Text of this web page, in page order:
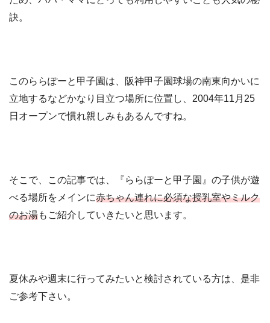
訣。
このららぽーと甲子園は、阪神甲子園球場の南東向かいに
立地するなどかなり目立つ場所に位置し、2004年11月25
日オープンで慣れ親しみもあるんですね。
そこで、この記事では、『ららぽーと甲子園』の子供が遊
べる場所をメインに赤ちゃん連れに必須な授乳室やミルク
のお湯もご紹介していきたいと思います。
夏休みや週末に行ってみたいと検討されている方は、是非
ご参考下さい。